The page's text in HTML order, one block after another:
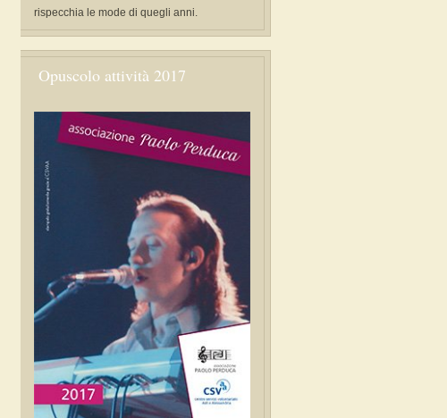
rispecchia le mode di quegli anni.
Opuscolo attività 2017